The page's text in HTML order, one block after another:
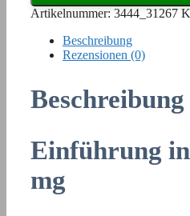
Artikelnummer: 3444_31267
Beschreibung
Rezensionen (0)
Beschreibung
Einführung
mg